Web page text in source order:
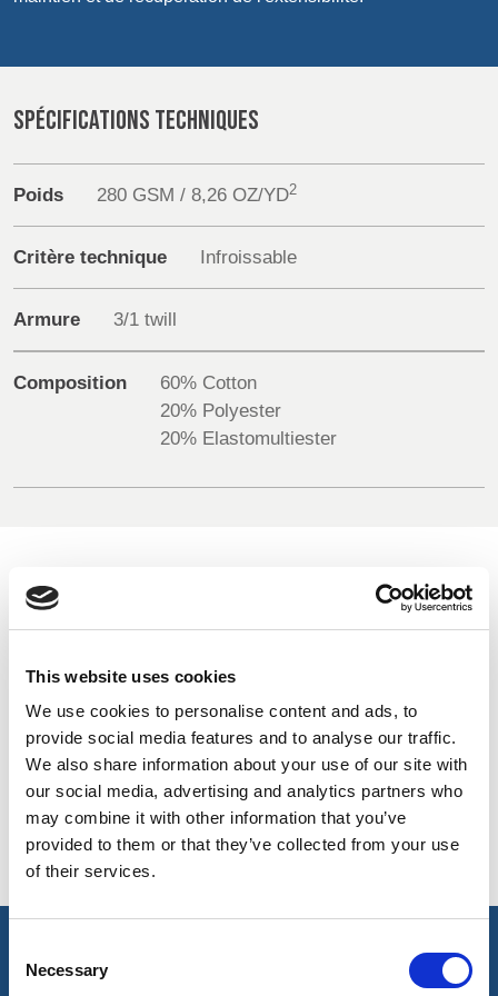
This website uses cookies
We use cookies to personalise content and ads, to
provide social media features and to analyse our traffic.
We also share information about your use of our site with
our social media, advertising and analytics partners who
may combine it with other information that you’ve
provided to them or that they’ve collected from your use
of their services.
Selection
Necessary
Media
Événements
Contact
S'inscrire
GERMANY,
AUSTRIA &
HOLLAND
DINDE
BULGARIA,
HUNGARY,
ROMANIA
SPÉCIFICATIONS TECHNIQUES
Poids 280 GSM / 8,26 OZ/YD2
Critère technique Infroissable
Armure 3/1 twill
Composition
60% Cotton
20% Polyester
20% Elastomultiester
COULEURS DISPONIBLES
On-line Couleurs - s'il vous plaît nous contacter pour obtenir
l'intermédiaire du service de colorant spécial qui peut faire
l'objet d'ordonnances de meterage minimales
Black
506
caractéristiques principales et accréditations